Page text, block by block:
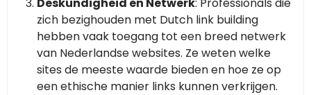
zich bezighouden met Dutch link building
hebben vaak toegang tot een breed netwerk
van Nederlandse websites. Ze weten welke
sites de meeste waarde bieden en hoe ze op
een ethische manier links kunnen verkrijgen.